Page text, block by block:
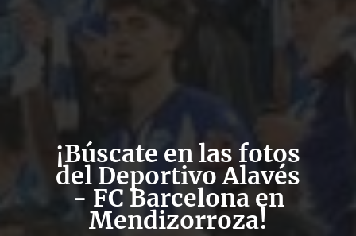
¡Búscate en las fotos
del Deportivo Alavés
- FC Barcelona en
Mendizorroza!